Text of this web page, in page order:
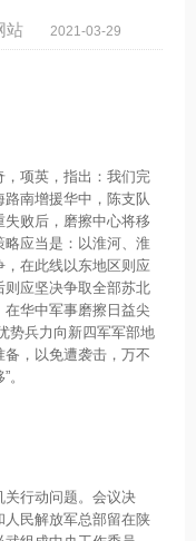
站 2021-03-29
项英，指出：我们完
南增援华中，陈支队
败后，磨擦中心将移
应当是：以淮河、淮
在此线以东地区则应
则应坚决争取全部苏北
华中军事磨擦日益尖
势兵力向新四军军部地
，以免遭袭击，万不
。
关行动问题。会议决
人民解放军总部留在陕